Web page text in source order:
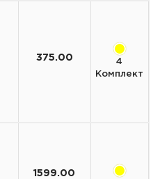
375.00
4
Комплект
1599.00